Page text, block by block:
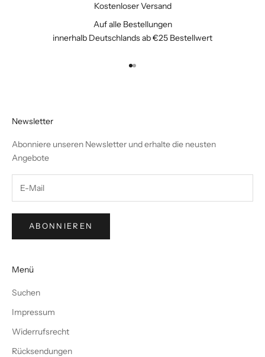
Kostenloser Versand
Auf alle Bestellungen
innerhalb Deutschlands ab €25 Bestellwert
Gehe zu Element 1
Gehe zu Element 2
Newsletter
Abonniere unseren Newsletter und erhalte die neusten
Angebote
ABONNIEREN
Menü
Suchen
Impressum
Widerrufsrecht
Rücksendungen